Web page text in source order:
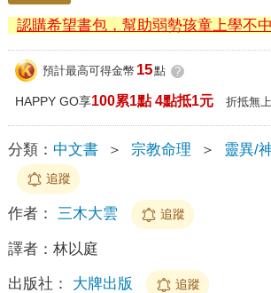
認購希望書包，幫助弱勢孩童上學不中
預計最高可得金幣 15點 ?
HAPPY GO享100累1點 4點抵1元 折抵無
分類： 中文書 ＞ 宗教命理 ＞ 靈異/
追蹤
作者： 三木大雲 追蹤
譯者： 林以庭
出版社： 大牌出版 追蹤